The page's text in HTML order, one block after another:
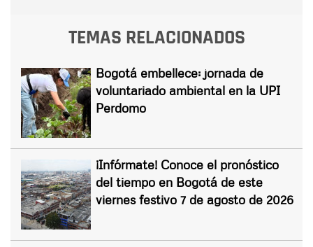
TEMAS RELACIONADOS
Bogotá embellece: jornada de
voluntariado ambiental en la UPI
Perdomo
¡Infórmate! Conoce el pronóstico
del tiempo en Bogotá de este
viernes festivo 7 de agosto de 2026